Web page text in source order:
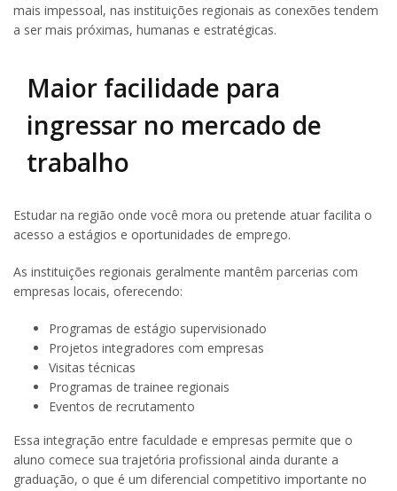
mais impessoal, nas instituições regionais as conexões tendem
a ser mais próximas, humanas e estratégicas.
Maior facilidade para
ingressar no mercado de
trabalho
Estudar na região onde você mora ou pretende atuar facilita o
acesso a estágios e oportunidades de emprego.
As instituições regionais geralmente mantêm parcerias com
empresas locais, oferecendo:
Programas de estágio supervisionado
Projetos integradores com empresas
Visitas técnicas
Programas de trainee regionais
Eventos de recrutamento
Essa integração entre faculdade e empresas permite que o
aluno comece sua trajetória profissional ainda durante a
graduação, o que é um diferencial competitivo importante no